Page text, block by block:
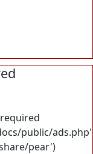
public/ads.php'
pear')